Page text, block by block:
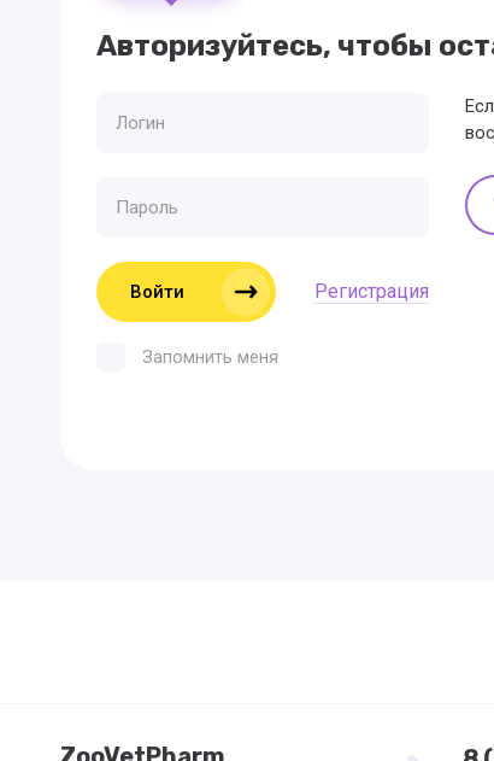
Авторизуйтесь, чтобы
Войти Регистрация
Запомнить меня